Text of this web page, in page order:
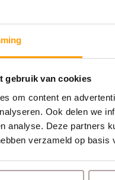
gebruik van cookies
om content en
Ook delen we
analyse. Deze partners
verzameld op basis